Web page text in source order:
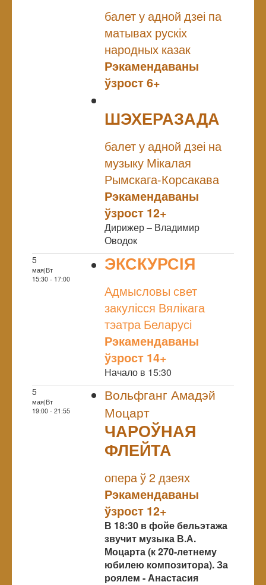
балет у адной дзеі па
матывах рускіх
народных казак
Рэкамендаваны
ўзрост 6+
ШЭХЕРАЗАДА
балет у адной дзеі на
музыку Мікалая
Рымскага-Корсакава
Рэкамендаваны
ўзрост 12+
Дирижер – Владимир
Оводок
5
мая|Вт
15:30 - 17:00
ЭКСКУРСІЯ
Адмысловы свет
закулісся Вялікага
тэатра Беларусі
Рэкамендаваны
ўзрост 14+
Начало в 15:30
5
мая|Вт
19:00 - 21:55
Вольфганг Амадэй
Моцарт
ЧАРОЎНАЯ
ФЛЕЙТА
опера ў 2 дзеях
Рэкамендаваны
ўзрост 12+
В 18:30 в фойе бельэтажа
звучит музыка В.А.
Моцарта (к 270-летнему
юбилею композитора). За
роялем - Анастасия